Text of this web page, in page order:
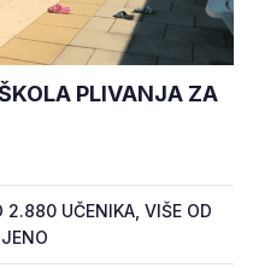
PLIVANJA ZA
2.880 UČENIKA, VIŠE OD